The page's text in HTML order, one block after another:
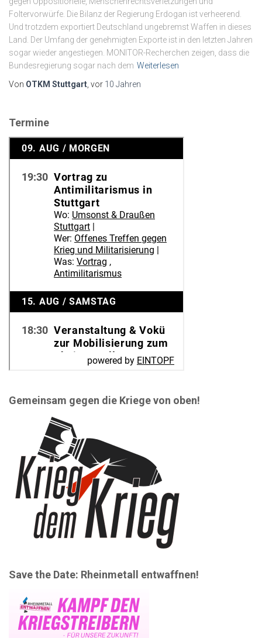
Foltervorwürfe. Die Bilanz der Regierung Erdogan ist verheerend.
Und trotzdem exportiert Deutschland ungebremst Waffen in dieses
Land. Der Umfang der genehmigten Exporte ist in den letzten Jahren
sogar wieder angestiegen. MONITOR-Recherchen zeigen, dass die
Bundesregierung sogar nach dem Weiterlesen
Von OTKM Stuttgart , vor 10 Jahren
Termine
Gemeinsam gegen die Kriege von oben!
Save the Date: Rheinmetall entwaffnen!